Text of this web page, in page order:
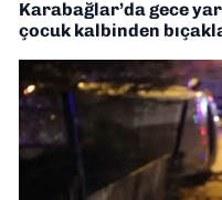
Karabağlar’da gece
çocuk kalbinden